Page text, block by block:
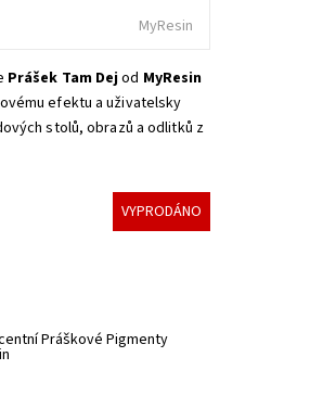
MyResin
Prášek Tam Dejod MyResin
efektu a uživatelsky
stolů, obrazů a odlitků z
VYPRODÁNO
Práškové Pigmenty